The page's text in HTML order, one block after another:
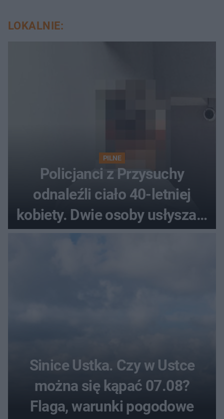
LOKALNIE:
PILNE
Policjanci z Przysuchy
odnaleźli ciało 40-letniej
kobiety. Dwie osoby usłyszały
zarzut zabójstwa
Sinice Ustka. Czy w Ustce
można się kąpać 07.08?
Flaga, warunki pogodowe